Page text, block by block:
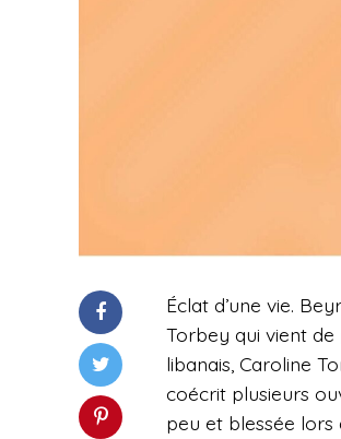
Éclat d’une vie.
Torbey qui vient
libanais, Caroline
coécrit plusieurs
peu et blessée